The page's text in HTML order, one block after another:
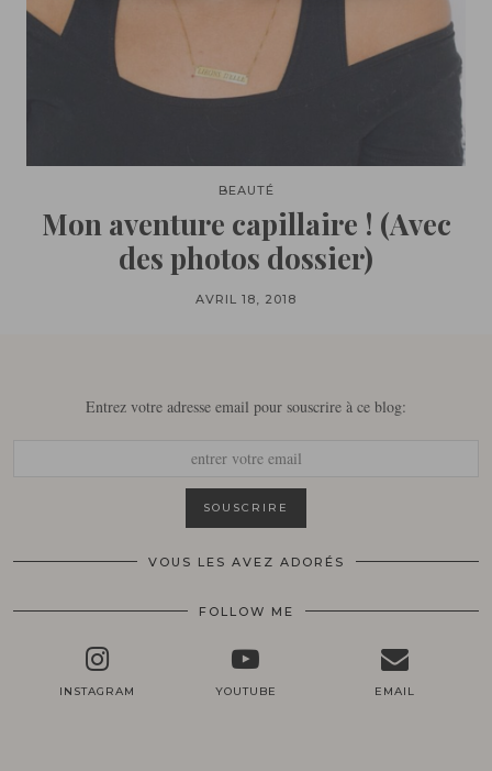
BEAUTÉ
Mon aventure capillaire ! (Avec
des photos dossier)
AVRIL 18, 2018
Entrez votre adresse email pour souscrire à ce blog:
VOUS LES AVEZ ADORÉS
FOLLOW ME
INSTAGRAM YOUTUBE EMAIL